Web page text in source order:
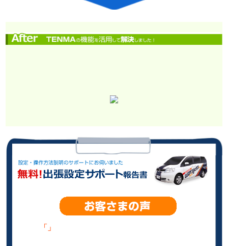
「」